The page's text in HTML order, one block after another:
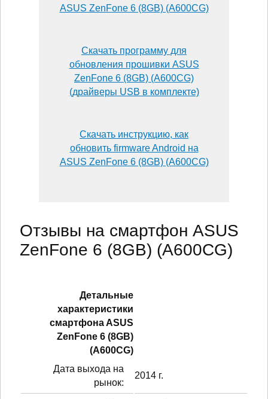
ASUS ZenFone 6 (8GB) (A600CG)
Скачать программу для
обновления прошивки ASUS
ZenFone 6 (8GB) (A600CG)
(драйверы USB в комплекте)
Скачать инструкцию, как
обновить firmware Android на
ASUS ZenFone 6 (8GB) (A600CG)
Отзывы на смартфон ASUS
ZenFone 6 (8GB) (A600CG)
Детальные
характеристики
смартфонa ASUS
ZenFone 6 (8GB)
(A600CG)
Дата выхода на
рынок:
2014 г.